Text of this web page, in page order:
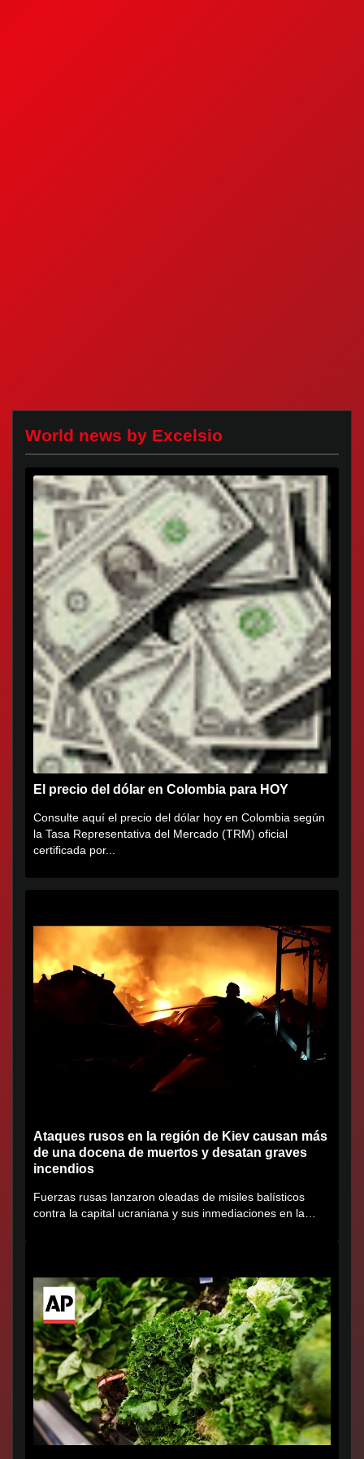
World news by Excelsio
El precio del dólar en Colombia para HOY
Consulte aquí el precio del dólar hoy en Colombia según
la Tasa Representativa del Mercado (TRM) oficial
certificada por...
Ataques rusos en la región de Kiev causan más
de una docena de muertos y desatan graves
incendios
Fuerzas rusas lanzaron oleadas de misiles balísticos
contra la capital ucraniana y sus inmediaciones en la